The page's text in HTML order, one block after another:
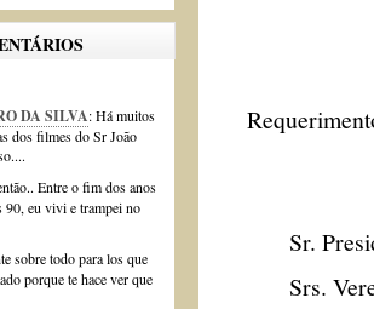
DA SILVA: Há muitos
dos filmes do Sr João
Entre o fim dos anos
90, eu vivi e trampei no
sobre todo para los que
porque te hace ver que
Sr.
Srs.